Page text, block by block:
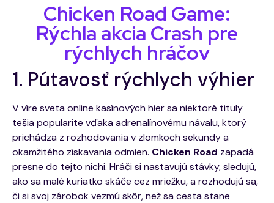
Chicken Road Game:
Rýchla akcia Crash pre
rýchlych hráčov
1. Pútavosť rýchlych výhier
V víre sveta online kasínových hier sa niektoré tituly
tešia popularite vďaka adrenalínovému návalu, ktorý
prichádza z rozhodovania v zlomkoch sekundy a
okamžitého získavania odmien. Chicken Road zapadá
presne do tejto nichi. Hráči si nastavujú stávky, sledujú,
ako sa malé kuriatko skáče cez mriežku, a rozhodujú sa,
či si svoj zárobok vezmú skôr, než sa cesta stane